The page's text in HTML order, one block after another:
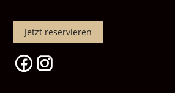
Jetzt reservieren